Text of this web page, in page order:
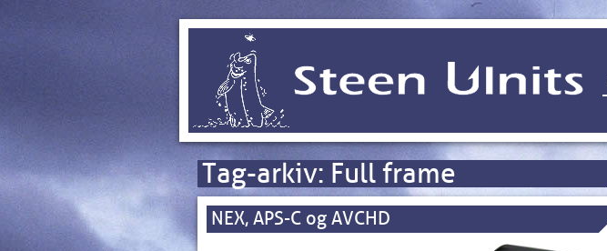
Tag-arkiv: Full frame
NEX, APS-C og AVCHD